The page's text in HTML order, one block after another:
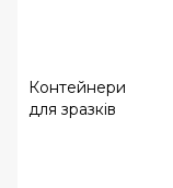
Контейнери
для зразків